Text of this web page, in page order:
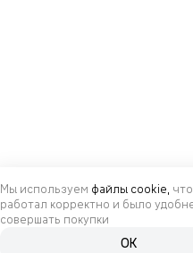
Мы используем файлы cookie,
работал корректно и было
совершать покупки
OK